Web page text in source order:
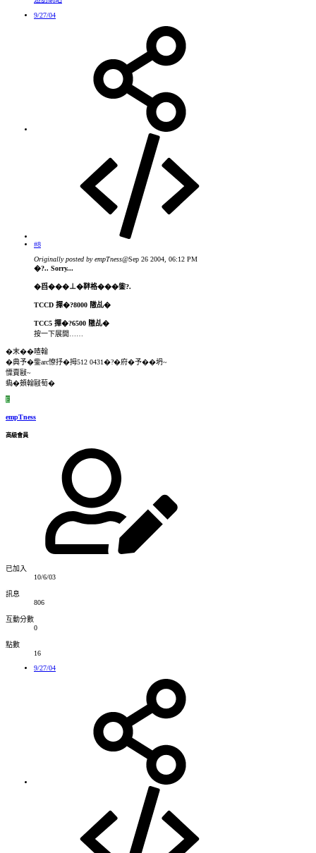
9/27/04
#8
Originally posted by empTness@Sep 26 2004, 06:12 PM
�?.. Sorry...
�舀���⊥�靽格���鈭?.
TCCD 撣�?8000 隞乩�
TCC5 撣�?6500 隞乩�
按一下展開……
�末��喳翰
�典予�鈭arc憭抒�拇512 0431�?�府�予��坍~
憟賣敺~
蟡�頞翰敺萄�
E
empTness
高級會員
已加入
10/6/03
訊息
806
互動分數
0
點數
16
9/27/04